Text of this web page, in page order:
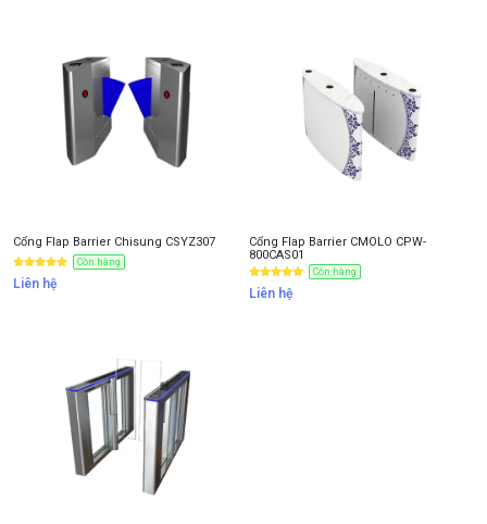
Cổng Flap Barrier Chisung CSYZ307
Còn hàng
Liên hệ
Cổng Flap Barrier CMOLO CPW-
800CAS01
Còn hàng
Liên hệ